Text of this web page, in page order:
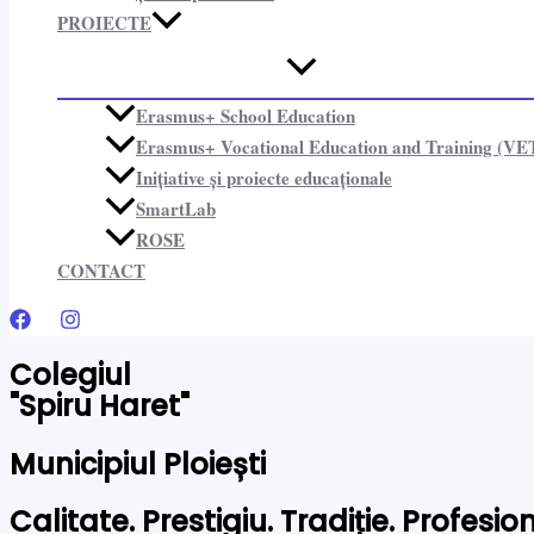
PROIECTE​
Erasmus+ School Education
Erasmus+ Vocational Education and Training
Inițiative și proiecte educaționale​
SmartLab
ROSE
CONTACT
Colegiul
"Spiru Haret"
Municipiul Ploiești
Calitate. Prestigiu. Tradiție.